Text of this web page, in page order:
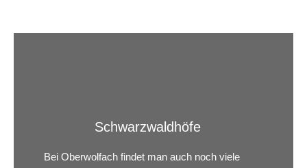
Schwarzwaldhöfe
Bei Oberwolfach findet man auch noch viele